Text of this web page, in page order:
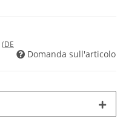
(DE
Domanda sull'articolo